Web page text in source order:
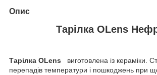
Опис
Тарілка OLens
Тарілка OLens
виготовлена із кераміки.
перепадів температури і пошкоджень при